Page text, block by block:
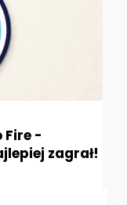
Fire -
zagrał!